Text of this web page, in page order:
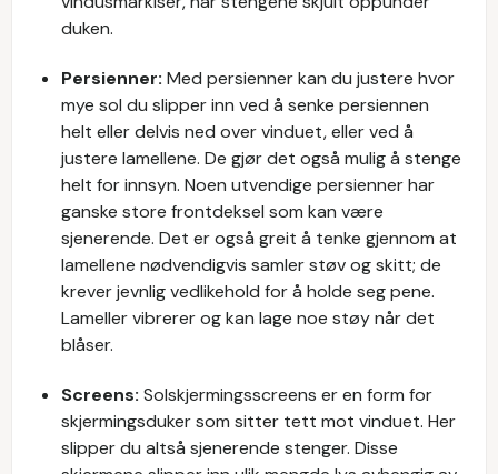
duken.
Persienner: Med persiennerkan du justere hvor
mye sol du slipper inn ved å senke persiennen
helt eller delvis ned over vinduet, eller ved å
justere lamellene. De gjør det også mulig å stenge
helt for innsyn. Noen utvendige persienner har
ganske store frontdeksel som kan være
sjenerende. Det er også greit å tenke gjennom at
lamellene nødvendigvis samler støv og skitt; de
krever jevnlig vedlikehold for å holde seg pene.
Lameller vibrerer og kan lage noe støy når det
blåser.
Screens: Solskjermingsscreens er en form for
skjermingsduker som sitter tett mot vinduet. Her
slipper du altså sjenerende stenger. Disse